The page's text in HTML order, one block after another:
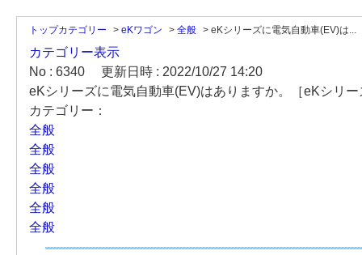
トップカテゴリー > eKワゴン > 全般 > eKシリーズに電気自動車(EV)は...
カテゴリー表示
No : 6340
更新日時 : 2022/10/27 14:20
eKシリーズに電気自動車(EV)はありますか。［eKシリー
カテゴリー：
全般
全般
全般
全般
全般
全般